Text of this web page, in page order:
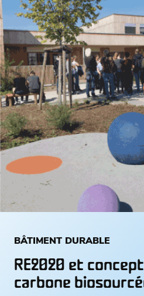
BÂTIMENT DURABLE
RE2020 et
carbone